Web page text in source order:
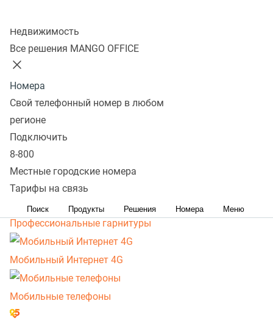
Недвижимость
Все решения MANGO OFFICE
Номера
Свой телефонный номер в любом
регионе
Подключить
8-800
Местные городские номера
Тарифы на связь
Поиск Продукты Решения Номера Меню
Сетевое оборудование
Аксессуары
Профессиональные гарнитуры
Мобильный Интернет 4G
Мобильные телефоны